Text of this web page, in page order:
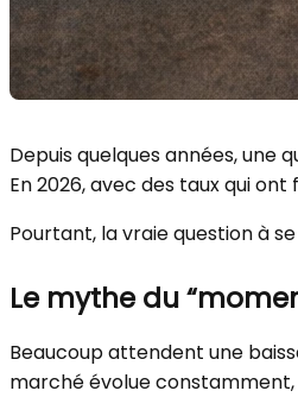
Depuis quelques années, une
En 2026, avec des taux qui
Pourtant, la vraie question à
Le mythe du
Beaucoup attendent une
marché évolue